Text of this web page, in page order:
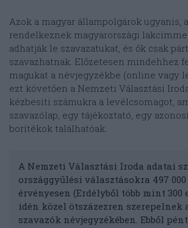
Azok a magyar állampolgárok ugyanis,
rendelkeznek magyarországi
adhatják le szavazatukat, és ők csak
szavazhatnak. Előzetesen mindehhez
magukat a névjegyzékbe (online vagy
ezt követően a Nemzeti Választási
kézbesíti számukra a levélcsomagot,
szavazólap, egy tájékoztató, egy
borítékok találhatóak.
A Nemzeti Választási Iroda adatai
országgyűlési választásokra 497
érvényesen (Erdélyből több mint 300
idén közel ötszázezren szerepelnek
szavazók névjegyzékében. Ebből